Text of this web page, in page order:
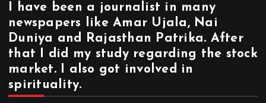
I have been a journalist in many
newspapers like Amar Ujala, Nai
Duniya and Rajasthan Patrika. After
that I did my study regarding the stock
market. I also got involved in
spirituality.